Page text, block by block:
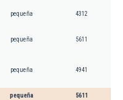
pequeña 4312
pequeña 5611
pequeña 4941
pequeña 5611